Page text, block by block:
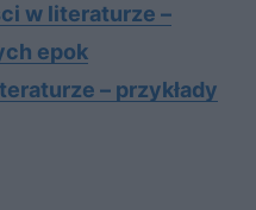
w literaturze –
epok
– przykłady